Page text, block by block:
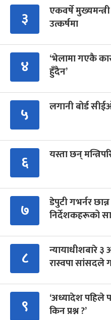
३
एकवर्षे
उत्कर्षमा
४
‘भेलामा गएकै
हुँदैन’
५ लगानी बोर्ड
६ यस्ता छन्
७
डेपुटी गभर्नर
निर्देशकहरूको
८
न्यायाधीशबारे ३
रास्वपा सांसदले
९
‘अध्यादेश पहिले
किन प्रश्न ?’